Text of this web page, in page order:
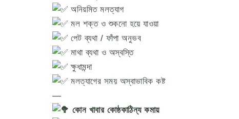
অনিয়মিত মলত্যাগ
মল শক্ত ও শুকনো হয়ে যাওয়া
পেট ব্যথা / ফাঁপা অনুভব
মাথা ব্যথা ও অস্বস্তি
ক্ষুধামন্দা
মলত্যাগের সময় অস্বাভাবিক কষ্ট
—
কোন খাবার কোষ্ঠকাঠিন্য কমায়